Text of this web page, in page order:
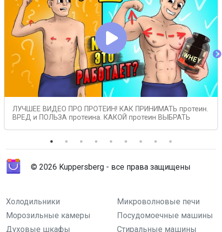
ЛУЧШЕЕ ВИДЕО ПРО ПРОТЕИН! КАК ПРИНИМАТЬ протеин.
ВРЕД и ПОЛЬЗА протеина. КАКОЙ протеин ВЫБРАТЬ
© 2026 Kuppersberg - все права защищены
Холодильники
Микроволновые печи
Морозильные камеры
Посудомоечные машины
Духовые шкафы
Стиральные машины